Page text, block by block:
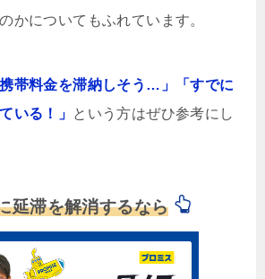
かについてもふれています。
携帯料金を滞納しそう…」「すでに
いる！」 という方はぜひ参考にし
延滞を解消するなら